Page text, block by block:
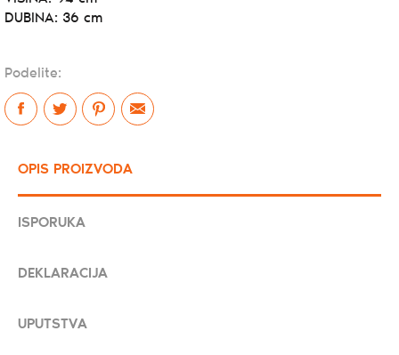
DUBINA: 36 cm
Podelite:
OPIS PROIZVODA
ISPORUKA
DEKLARACIJA
UPUTSTVA